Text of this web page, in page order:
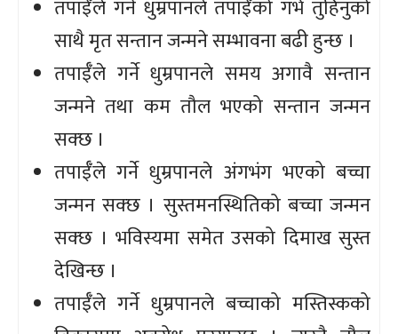
तपाईँले गर्ने धुम्रपानले तपाईँको गर्भ तुहिनुको
साथै मृत सन्तान जन्मने सम्भावना बढी हुन्छ ।
तपाईँले गर्ने धुम्रपानले समय अगावै सन्तान
जन्मने तथा कम तौल भएको सन्तान जन्मन
सक्छ ।
तपाईँले गर्ने धुम्रपानले अंगभंग भएको बच्चा
जन्मन सक्छ । सुस्तमनस्थितिको बच्चा जन्मन
सक्छ । भविस्यमा समेत उसको दिमाख सुस्त
देखिन्छ ।
तपाईँले गर्ने धुम्रपानले बच्चाको मस्तिस्कको